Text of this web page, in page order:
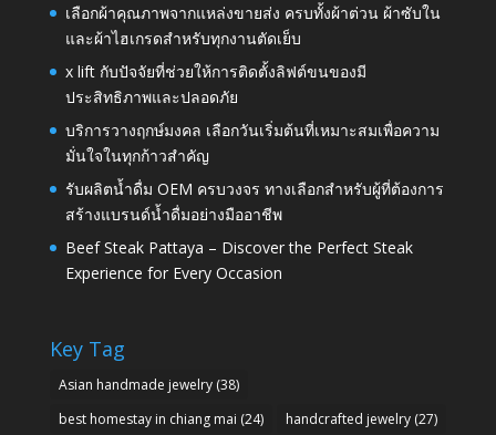
เลือกผ้าคุณภาพจากแหล่งขายส่ง ครบทั้งผ้าต่วน ผ้าซับใน
และผ้าไฮเกรดสำหรับทุกงานตัดเย็บ
x lift กับปัจจัยที่ช่วยให้การติดตั้งลิฟต์ขนของมี
ประสิทธิภาพและปลอดภัย
บริการวางฤกษ์มงคล เลือกวันเริ่มต้นที่เหมาะสมเพื่อความ
มั่นใจในทุกก้าวสำคัญ
รับผลิตน้ำดื่ม OEM ครบวงจร ทางเลือกสำหรับผู้ที่ต้องการ
สร้างแบรนด์น้ำดื่มอย่างมืออาชีพ
Beef Steak Pattaya – Discover the Perfect Steak
Experience for Every Occasion
Key Tag
Asian handmade jewelry(38)
best homestay in chiang mai (24) handcrafted jewelry(27)